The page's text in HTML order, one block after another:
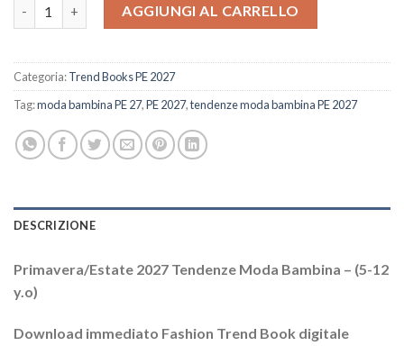
AGGIUNGI AL CARRELLO
Categoria:Trend Books PE 2027
Tag:moda bambina PE 27,PE 2027,tendenze moda bambina PE 2027
DESCRIZIONE
Primavera/Estate 2027 Tendenze Moda Bambina – (5-12
y.o)
Download immediato Fashion Trend Book digitale